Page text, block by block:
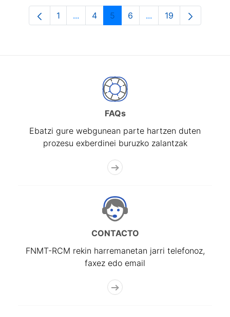
Orrialdea
1 ...Intermediate Pages Use TAB to
Orrialdea
4 Orrialdea
5 Orrialdea
6 ...Intermediate Pages
Orrialdea
19
FAQs
Ebatzi gure webgunean parte hartzen duten
prozesu exberdinei buruzko zalantzak
CONTACTO
FNMT-RCM rekin harremanetan jarri telefonoz,
faxez edo email